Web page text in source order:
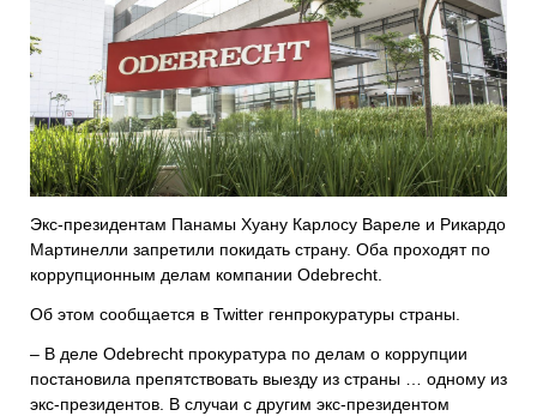
Экс-президентам Панамы Хуану Карлосу Вареле и Рикардо
Мартинелли запретили покидать страну. Оба проходят по
коррупционным делам компании Odebrecht.
Об этом сообщается в Twitter генпрокуратуры страны.
– В деле Odebrecht прокуратура по делам о коррупции
постановила препятствовать выезду из страны … одному из
экс-президентов. В случаи с другим экс-президентом